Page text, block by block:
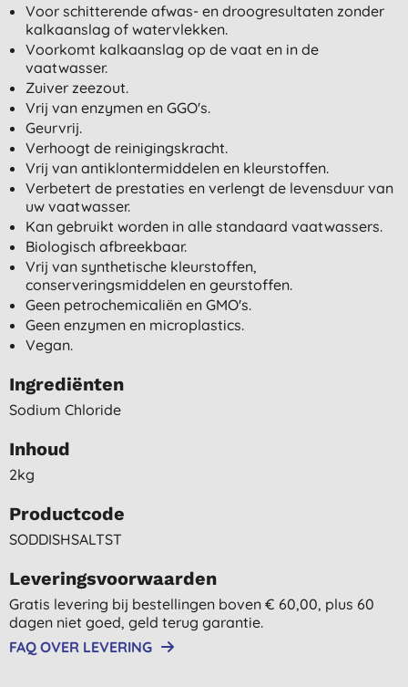
Voor schitterende afwas- en droogresultaten zonder
kalkaanslag of watervlekken.
Voorkomt kalkaanslag op de vaat en in de
vaatwasser.
Zuiver zeezout.
Vrij van enzymen en GGO's.
Geurvrij.
Verhoogt de reinigingskracht.
Vrij van antiklontermiddelen en kleurstoffen.
Verbetert de prestaties en verlengt de levensduur van
uw vaatwasser.
Kan gebruikt worden in alle standaard vaatwassers.
Biologisch afbreekbaar.
Vrij van synthetische kleurstoffen,
conserveringsmiddelen en geurstoffen.
Geen petrochemicaliën en GMO's.
Geen enzymen en microplastics.
Vegan.
Ingrediënten
Sodium Chloride
Inhoud
2kg
Productcode
SODDISHSALTST
Leveringsvoorwaarden
Gratis levering bij bestellingen boven € 60,00, plus 60
dagen niet goed, geld terug garantie.
FAQ OVER LEVERING